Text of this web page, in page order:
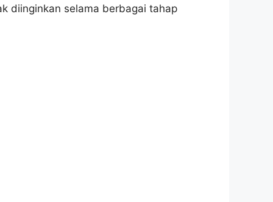
diinginkan selama berbagai tahap